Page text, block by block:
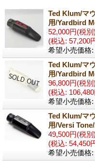
Ted Klum/マ
用/Yardbird
52,000円(税別)
(税込: 57,200
希望小売価格:
Ted Klum/マ
用/Yardbird
96,800円(税別)
(税込:
希望小売価格:
Ted Klum/マ
用/Versi
49,500円(税別)
(税込: 54,450
希望小売価格: